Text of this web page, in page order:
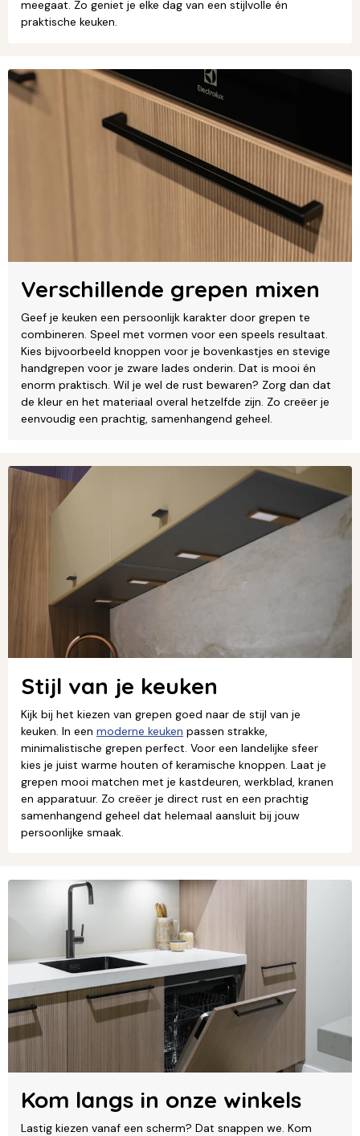
meegaat. Zo geniet je elke dag van een stijlvolle én
praktische keuken.
Verschillende grepen mixen
Geef je keuken een persoonlijk karakter door grepen te
combineren. Speel met vormen voor een speels resultaat.
Kies bijvoorbeeld knoppen voor je bovenkastjes en stevige
handgrepen voor je zware lades onderin. Dat is mooi én
enorm praktisch. Wil je wel de rust bewaren? Zorg dan dat
de kleur en het materiaal overal hetzelfde zijn. Zo creëer je
eenvoudig een prachtig, samenhangend geheel.
Stijl van je keuken
Kijk bij het kiezen van grepen goed naar de stijl van je
keuken. In een moderne keuken passen strakke,
minimalistische grepen perfect. Voor een landelijke sfeer
kies je juist warme houten of keramische knoppen. Laat je
grepen mooi matchen met je kastdeuren, werkblad, kranen
en apparatuur. Zo creëer je direct rust en een prachtig
samenhangend geheel dat helemaal aansluit bij jouw
persoonlijke smaak.
Kom langs in onze winkels
Lastig kiezen vanaf een scherm? Dat snappen we. Kom